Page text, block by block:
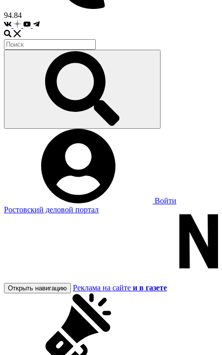
94.84
Войти
Ростовский деловой портал
Открыть навигацию Реклама на сайте и в газете